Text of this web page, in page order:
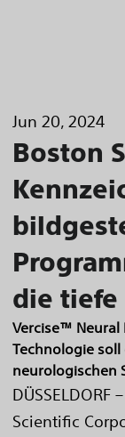
Jun 20, 2024
Boston
die
Vercise™ Neural
Technologie
neurologischen
DÜSSELDORF
Scientific